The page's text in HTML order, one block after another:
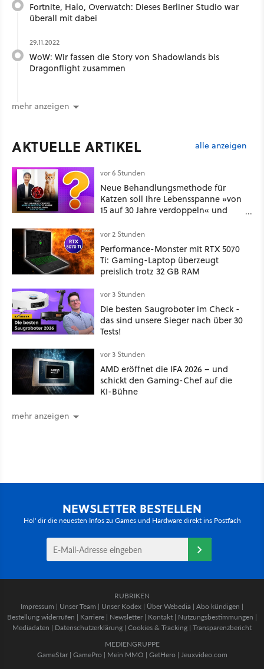
Fortnite, Halo, Overwatch: Dieses Berliner Studio war
überall mit dabei
29.11.2022
WoW: Wir fassen die Story von Shadowlands bis
Dragonflight zusammen
mehr anzeigen
AKTUELLE ARTIKEL alle anzeigen
vor 6 Stunden
Neue Behandlungsmethode für
Katzen soll ihre Lebensspanne »von
15 auf 30 Jahre verdoppeln« und
kritisch damit auseinander
vor 2 Stunden
Performance-Monster mit RTX 5070
Ti: Gaming-Laptop überzeugt
preislich trotz 32 GB RAM
vor 3 Stunden
Die besten Saugroboter im Check -
das sind unsere Sieger nach über 30
Tests!
vor 3 Stunden
AMD eröffnet die IFA 2026 – und
schickt den Gaming-Chef auf die
KI-Bühne
mehr anzeigen
NEWSLETTER BESTELLEN
Hol' dir die neuesten Infos zu Games und Hardware direkt ins Postfach
RUBRIKEN
Impressum | Unser Team | Unser Kodex | Über Webedia | Abo kündigen |
Bestellung widerrufen | Karriere | Newsletter | Kontakt | Nutzungsbestimmungen |
Mediadaten | Datenschutzerklärung | Cookies & Tracking | Transparenzbericht
MEDIENGRUPPE
GameStar| GamePro | Mein MMO | GetHero | Jeuxvideo.com